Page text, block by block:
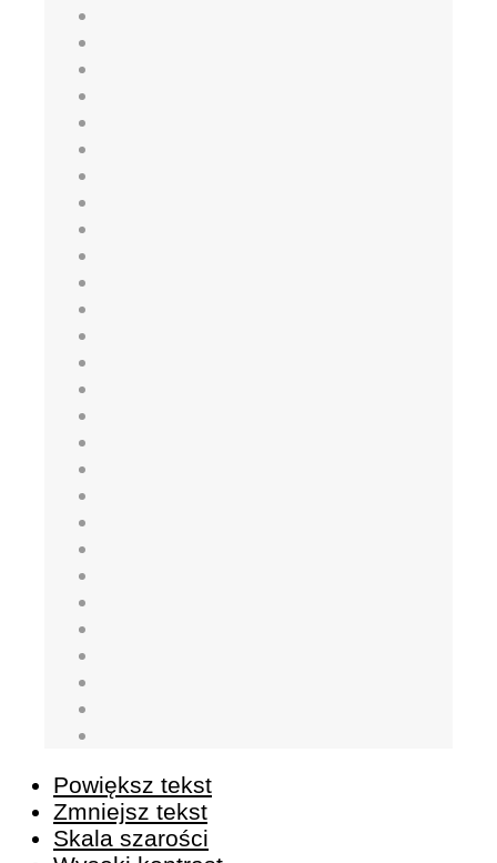
Powiększ tekst
Zmniejsz tekst
Skala szarości